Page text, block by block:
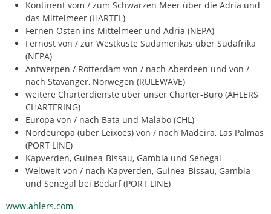
Kontinent vom / zum Schwarzen Meer über die Adria und
das Mittelmeer (HARTEL)
Fernen Osten ins Mittelmeer und Adria (NEPA)
Fernost von / zur Westküste Südamerikas über Südafrika
(NEPA)
Antwerpen / Rotterdam von / nach Aberdeen und von /
nach Stavanger, Norwegen (RULEWAVE)
weitere Charterdienste über unser Charter-Büro (AHLERS
CHARTERING)
Europa von / nach Bata und Malabo (CHL)
Nordeuropa (über Leixoes) von / nach Madeira, Las Palmas
(PORT LINE)
Kapverden, Guinea-Bissau, Gambia und Senegal
Weltweit von / nach Kapverden, Guinea-Bissau, Gambia
und Senegal bei Bedarf (PORT LINE)
www.ahlers.com